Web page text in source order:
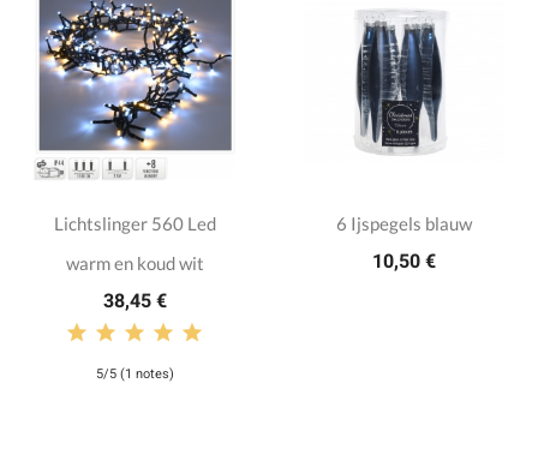
Lichtslinger 560 Led
warm en koud wit
38,45 €
5/5 (1 notes)
6 Ijspegels blauw
10,50 €